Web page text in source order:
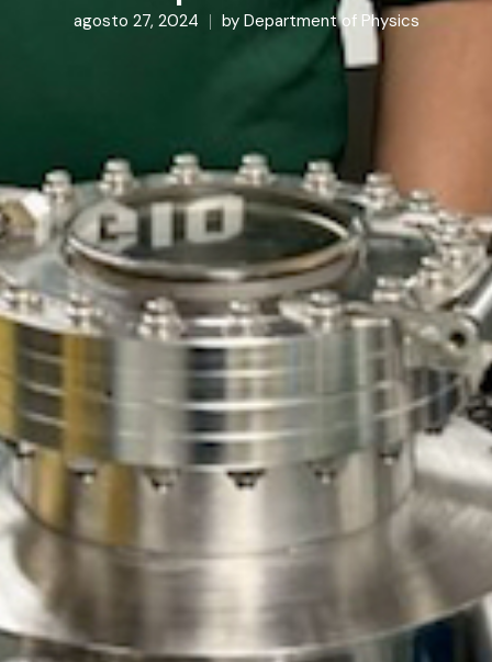
agosto 27, 2024 byDepartment of Physics